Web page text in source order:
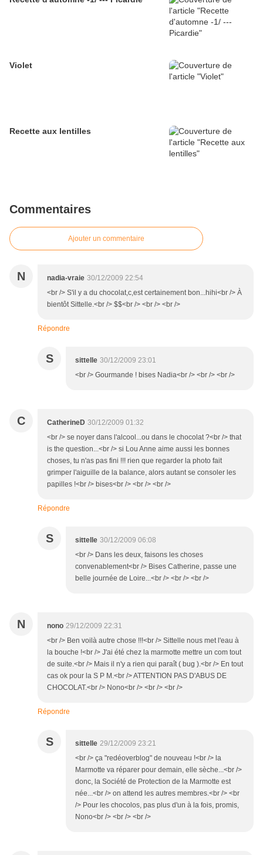
Violet
Recette aux lentilles
Commentaires
Ajouter un commentaire
N nadia-vraie 30/12/2009 22:54
<br /> S'il y a du chocolat,c,est certainement bon...hihi<br /> À
bientôt Sittelle.<br /> $$<br /> <br /> <br />
Répondre
S sittelle 30/12/2009 23:01
<br /> Gourmande ! bises Nadia<br /> <br /> <br />
C CatherineD 30/12/2009 01:32
<br /> se noyer dans l'alcool...ou dans le chocolat ?<br /> that
is the question...<br /> si Lou Anne aime aussi les bonnes
choses, tu n'as pas fini !!! rien que regarder la photo fait
grimper l'aiguille de la balance, alors autant se consoler les
papilles !<br /> bises<br /> <br /> <br />
Répondre
S sittelle 30/12/2009 06:08
<br /> Dans les deux, faisons les choses
convenablement<br /> Bises Catherine, passe une
belle journée de Loire...<br /> <br /> <br />
N nono 29/12/2009 22:31
<br /> Ben voilà autre chose !!!<br /> Sittelle nous met l'eau à
la bouche !<br /> J'ai été chez la marmotte mettre un com tout
de suite.<br /> Mais il n'y a rien qui paraît ( bug ).<br /> En tout
cas ok pour la S P M.<br /> ATTENTION PAS D'ABUS DE
CHOCOLAT.<br /> Nono<br /> <br /> <br />
Répondre
S sittelle 29/12/2009 23:21
<br /> ça "redéoverblog" de nouveau !<br /> la
Marmotte va réparer pour demain, elle sèche...<br />
donc, la Société de Protection de la Marmotte est
née...<br /> on attend les autres membres.<br /> <br
/> Pour les chocolos, pas plus d'un à la fois, promis,
Nono<br /> <br /> <br />